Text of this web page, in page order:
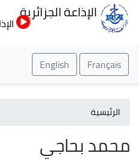
إلى
الإذاعة الجزائرية
Français
English
الرئيسية
محمد بحاجي